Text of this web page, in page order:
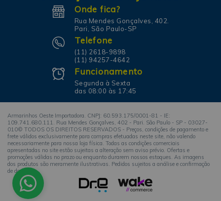
Onde fica?
Rua Mendes Gonçalves, 402.
Pari, São Paulo-SP
Telefone
(11) 2618-9898
(11) 94257-4642
Funcionamento
Segunda à Sexta
das 08:00 às 17:45
Armarinhos Oeste Importadora. CNPJ: 60.593.175/0001-81 - IE:
109.741.680.111. Rua Mendes Gonçalves, 402 - Pari. São Paulo - SP - 03027-
010© TODOS OS DIREITOS RESERVADOS - Preços, condições de pagamento e
frete válidos exclusivamente para compras efetuadas neste site, não valendo
necessariamente para nossa loja física. Todas as condições comerciais
apresentadas no site estão sujeitas a alteração sem aviso prévio. Ofertas e
promoções válidas no prazo ou enquanto durarem nossos estoques. As imagens
dos produtos são meramente ilustrativas. Pedidos sujeitos a análise e confirmação
de dados.